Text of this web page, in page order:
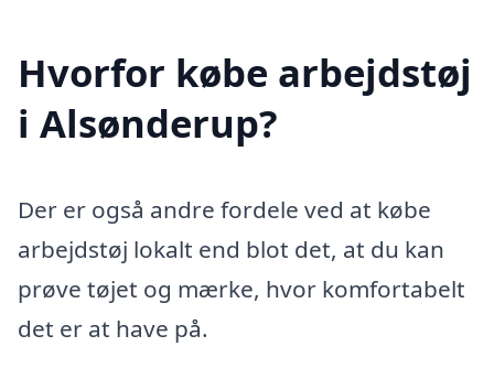
Hvorfor købe arbejdstøj
i Alsønderup?
Der er også andre fordele ved at købe
arbejdstøj lokalt end blot det, at du kan
prøve tøjet og mærke, hvor komfortabelt
det er at have på.